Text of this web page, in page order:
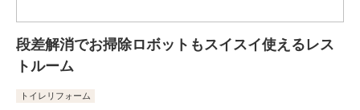
段差解消でお掃除ロボットもスイスイ使えるレス
トルーム
トイレリフォーム